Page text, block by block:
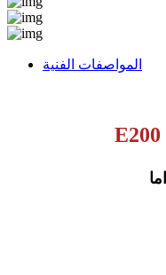
المواصفات الفنية